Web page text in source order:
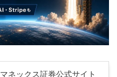
マネックス証券公式サイト